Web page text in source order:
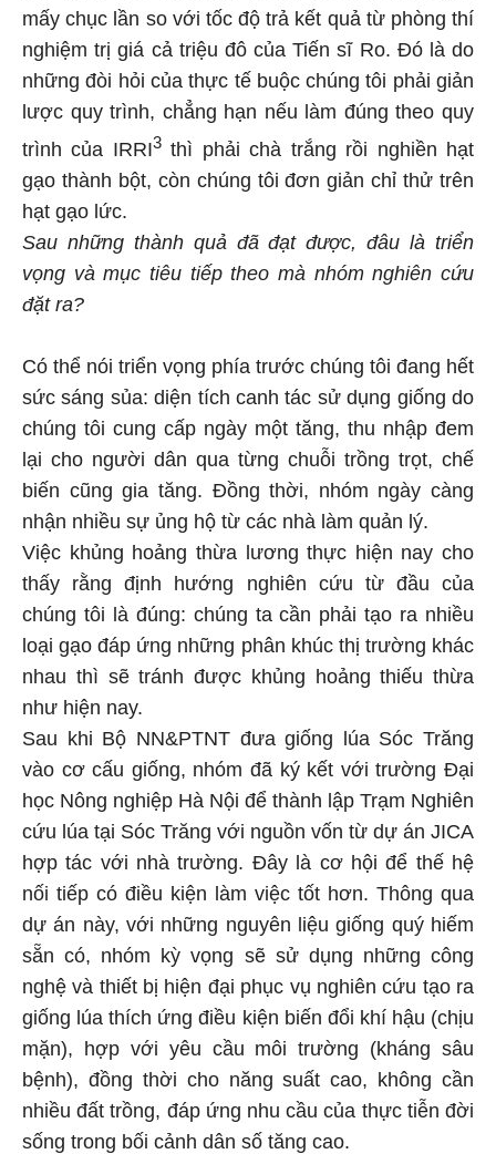
mấy chục lần so với tốc độ trả kết quả từ phòng thí
nghiệm trị giá cả triệu đô của Tiến sĩ Ro. Đó là do
những đòi hỏi của thực tế buộc chúng tôi phải giản
lược quy trình, chẳng hạn nếu làm đúng theo quy
trình của IRRI3thì phải chà trắng rồi nghiền hạt
gạo thành bột, còn chúng tôi đơn giản chỉ thử trên
hạt gạo lức.
Sau những thành quả đã đạt được, đâu là triển
vọng và mục tiêu tiếp theo mà nhóm nghiên cứu
đặt ra?
Có thể nói triển vọng phía trước chúng tôi đang hết
sức sáng sủa: diện tích canh tác sử dụng giống do
chúng tôi cung cấp ngày một tăng, thu nhập đem
lại cho người dân qua từng chuỗi trồng trọt, chế
biến cũng gia tăng. Đồng thời, nhóm ngày càng
nhận nhiều sự ủng hộ từ các nhà làm quản lý.
Việc khủng hoảng thừa lương thực hiện nay cho
thấy rằng định hướng nghiên cứu từ đầu của
chúng tôi là đúng: chúng ta cần phải tạo ra nhiều
loại gạo đáp ứng những phân khúc thị trường khác
nhau thì sẽ tránh được khủng hoảng thiếu thừa
như hiện nay.
Sau khi Bộ NN&PTNT đưa giống lúa Sóc Trăng
vào cơ cấu giống, nhóm đã ký kết với trường Đại
học Nông nghiệp Hà Nội để thành lập Trạm Nghiên
cứu lúa tại Sóc Trăng với nguồn vốn từ dự án JICA
hợp tác với nhà trường. Đây là cơ hội để thế hệ
nối tiếp có điều kiện làm việc tốt hơn. Thông qua
dự án này, với những nguyên liệu giống quý hiếm
sẵn có, nhóm kỳ vọng sẽ sử dụng những công
nghệ và thiết bị hiện đại phục vụ nghiên cứu tạo ra
giống lúa thích ứng điều kiện biến đổi khí hậu (chịu
mặn), hợp với yêu cầu môi trường (kháng sâu
bệnh), đồng thời cho năng suất cao, không cần
nhiều đất trồng, đáp ứng nhu cầu của thực tiễn đời
sống trong bối cảnh dân số tăng cao.